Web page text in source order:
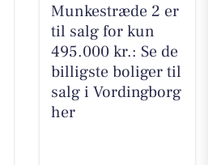
Munkestræde 2 er
til salg for kun
495.000 kr.: Se de
billigste boliger til
salg i Vordingborg
her